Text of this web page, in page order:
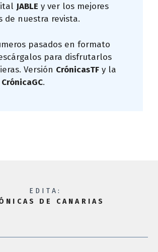
JABLE y ver los mejores
de nuestra revista.
pasados en formato
para disfrutarlos
Versión CrónicasTF y la
CrónicaGC.
EDITA:
DE CANARIAS